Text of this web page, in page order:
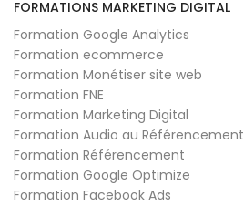
FORMATIONS MARKETING DIGITAL
Formation Google Analytics
Formation ecommerce
Formation Monétiser site web
Formation FNE
Formation Marketing Digital
Formation Audio au Référencement
Formation Référencement
Formation Google Optimize
Formation Facebook Ads